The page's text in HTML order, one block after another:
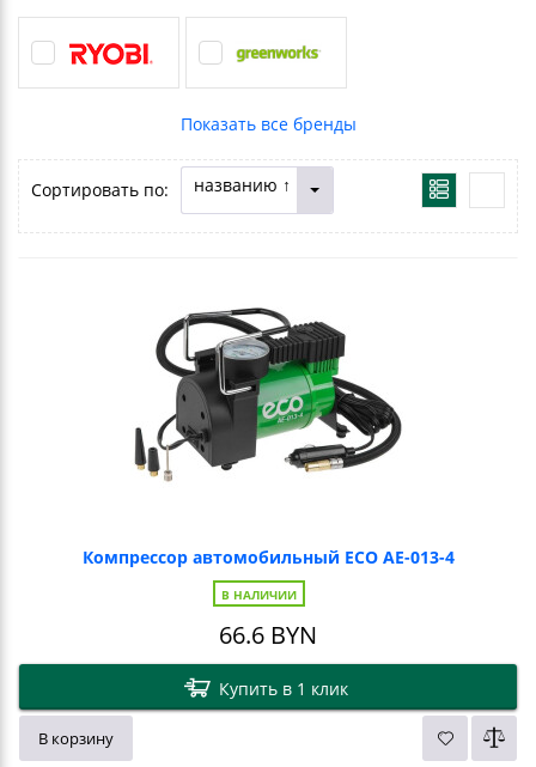
Сортировать по: названию ↑
Компрессор автомобильный ECO AE-013-4
В НАЛИЧИИ
66.6 BYN
Купить в 1 клик
В корзину